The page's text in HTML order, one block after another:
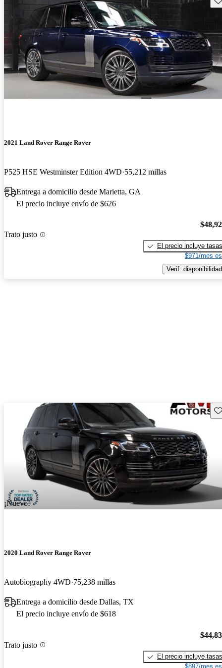
2021 Land Rover Range Rover
P525 HSE Westminster Edition 4WD 55,212 millas
Entrega a domicilio desde Marietta, GA
El precio incluye envío de $626
Trato justo
El precio incluye tasas
$971/mes
Verif. disponibilidad
¡Nuevo!
2020 Land Rover Range Rover
Autobiography 4WD 75,238 millas
Entrega a domicilio desde Dallas, TX
El precio incluye envío de $618
Trato justo
El precio incluye tasas
$897/mes